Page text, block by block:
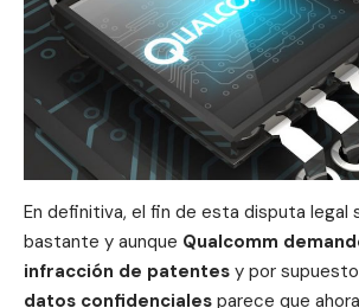
En definitiva, el fin de esta disputa legal
bastante y aunque Qualcomm
infracción de patentes y por
datos confidenciales parece que